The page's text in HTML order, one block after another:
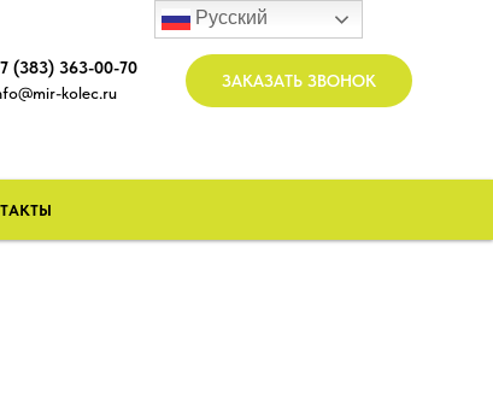
Русский
(383) 363-00-70
kolec.ru
ЗАКАЗАТЬ ЗВОНОК